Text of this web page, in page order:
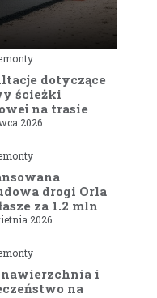
dotyczące
ścieżki
na trasie
—
2026
drogi Orla
za 1,2 mln
w 2026 roku
2026
nawierzchnia i
na